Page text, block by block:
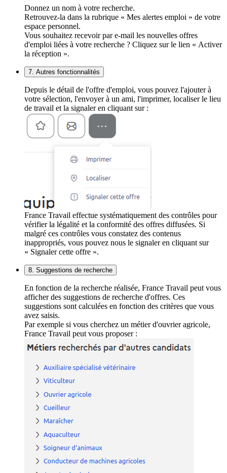
Donnez un nom à votre recherche.
Retrouvez-la dans la rubrique « Mes alertes emploi » de votre
espace personnel.
Vous souhaitez recevoir par e-mail les nouvelles offres
d'emploi liées à votre recherche ? Cliquez sur le lien « Activer
la réception ».
7. Autres fonctionnalités
Depuis le détail de l'offre d'emploi, vous pouvez l'ajouter à
votre sélection, l'envoyer à un ami, l'imprimer, localiser le lieu
de travail et la signaler en cliquant sur :
France Travail effectue systématiquement des contrôles pour
vérifier la légalité et la conformité des offres diffusées. Si
malgré ces contrôles vous constatez des contenus
inappropriés, vous pouvez nous le signaler en cliquant sur
« Signaler cette offre ».
8. Suggestions de recherche
En fonction de la recherche réalisée, France Travail peut vous
afficher des suggestions de recherche d'offres. Ces
suggestions sont calculées en fonction des critères que vous
avez saisis.
Par exemple si vous cherchez un métier d'ouvrier agricole,
France Travail peut vous proposer :